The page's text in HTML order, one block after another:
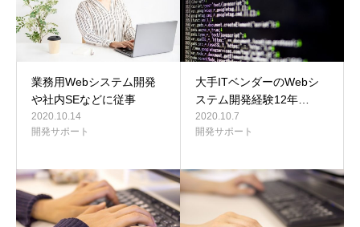
業務用Webシステム開発
や社内SEなどに従事
2020.10.14
開発サポート
大手ITベンダーのWebシ
ステム開発経験12年…
2020.10.7
開発サポート